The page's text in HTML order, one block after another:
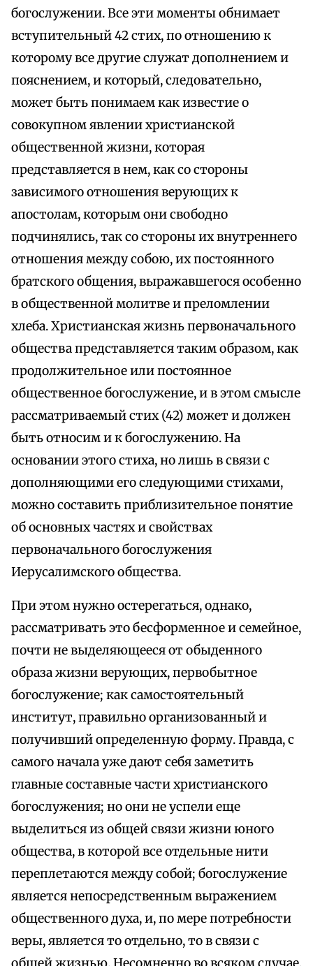
богослужении. Все эти моменты обнимает
вступительный 42 стих, по отношению к
которому все другие служат дополнением и
пояснением, и который, следовательно,
может быть понимаем как известие о
совокупном явлении христианской
общественной жизни, которая
представляется в нем, как со стороны
зависимого отношения верующих к
апостолам, которым они свободно
подчинялись, так со стороны их внутреннего
отношения между собою, их постоянного
братского общения, выражавшегося особенно
в общественной молитве и преломлении
хлеба. Христианская жизнь первоначального
общества представляется таким образом, как
продолжительное или постоянное
общественное богослужение, и в этом смысле
рассматриваемый стих (42) может и должен
быть относим и к богослужению. На
основании этого стиха, но лишь в связи с
дополняющими его следующими стихами,
можно составить приблизительное понятие
об основных частях и свойствах
первоначального богослужения
Иерусалимского общества.
При этом нужно остерегаться, однако,
рассматривать это бесформенное и семейное,
почти не выделяющееся от обыденного
образа жизни верующих, первобытное
богослужение; как самостоятельный
институт, правильно организованный и
получивший определенную форму. Правда, с
самого начала уже дают себя заметить
главные составные части христианского
богослужения; но они не успели еще
выделиться из общей связи жизни юного
общества, в которой все отдельные нити
переплетаются между собой; богослужение
является непосредственным выражением
общественного духа, и, по мере потребности
веры, является то отдельно, то в связи с